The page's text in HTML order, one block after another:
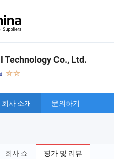
Technology Co., Ltd.
회사 소개 문의하기
회사 쇼 평가 및 리뷰